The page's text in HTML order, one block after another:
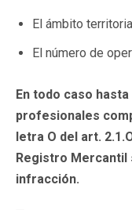
El ámbito
El número de
En todo caso
profesionales
letra O del art.
Registro Mercantil
infracción.